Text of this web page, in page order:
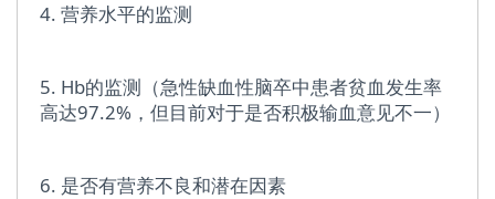
4. 营养水平的监测
5. Hb的监测（急性缺血性脑卒中患者贫血发生率
高达97.2%，但目前对于是否积极输血意见不一）
6. 是否有营养不良和潜在因素